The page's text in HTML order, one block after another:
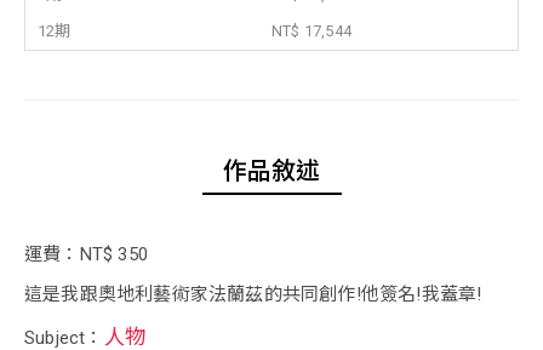
12期
NT$ 17,544
作品敘述
運費：NT$ 350
這是我跟奧地利藝術家法蘭茲的共同創作!他簽名!我蓋章!
Subject： 人物